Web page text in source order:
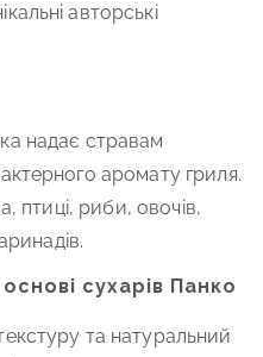
авторські
надає стравам
аромату гриля.
птиці, риби, овочів,
сухарів Панко
та натуральний